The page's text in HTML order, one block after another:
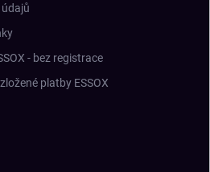
- bez registrace
platby ESSOX